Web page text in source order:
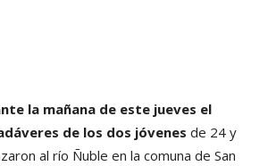
la mañana de este jueves el
de los dos jóvenes de 24 y
al río Ñuble en la comuna de San